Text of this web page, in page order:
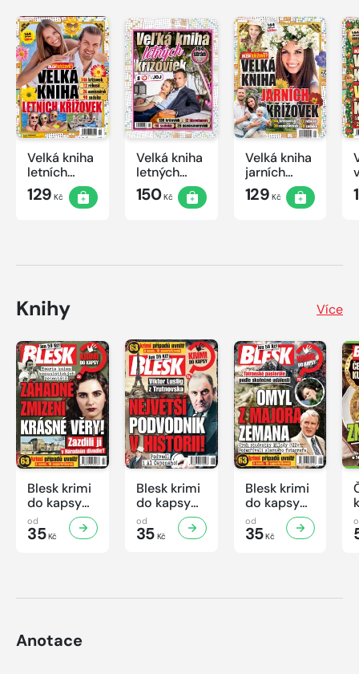
Velká kniha
letních
křížovek
2026
129 Kč
Velká kniha
letných
krížoviek s
TV JOJ
150Kč
Velká kniha
jarních
křížovek
2026
129 Kč
Knihy Více
Blesk krimi
do kapsy
č.7/2026
od
35Kč
Blesk krimi
do kapsy
č.6/2026
od
35Kč
Blesk krimi
do kapsy
č.5/2026
od
35Kč
Anotace